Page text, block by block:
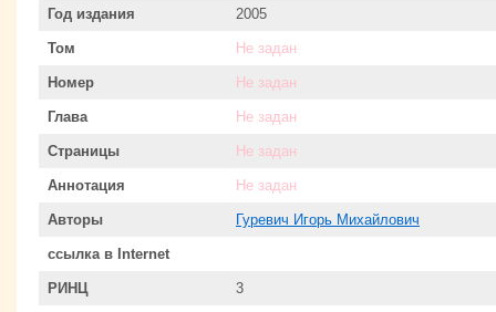
Год издания 2005
Том Не задан
Номер Не задан
Глава Не задан
Страницы Не задан
Аннотация Не задан
Авторы Гуревич Игорь Михайлович
ссылка в Internet
РИНЦ 3